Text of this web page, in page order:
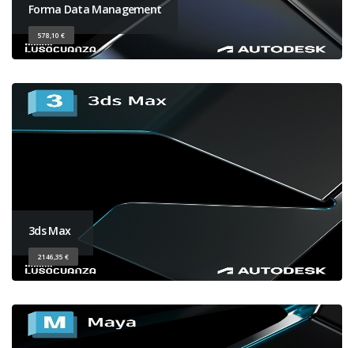
Forma Data Management
578,10 €
3ds Max
2146,35 €